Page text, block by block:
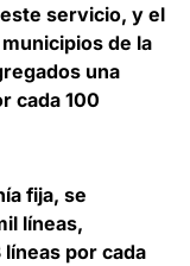
servicio, y el
de la
una
cada 100
fija, se
líneas,
por cada